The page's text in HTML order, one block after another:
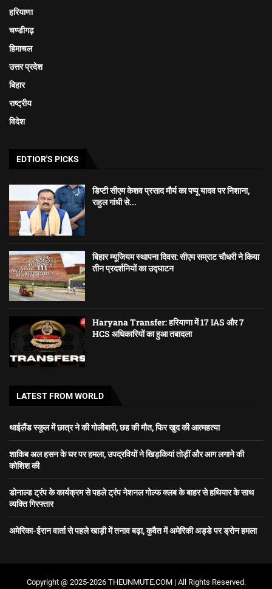
हरियाणा
चण्डीगढ़
हिमाचल
उत्तर प्रदेश
बिहार
राष्ट्रीय
विदेश
EDTIOR'S PICKS
डिप्टी सीएम केशव प्रसाद मौर्य का पप्पू यादव पर निशाना,
राहुल गांधी से...
बिहार म्यूजियम स्थापना दिवस: सीएम सम्राट चौधरी ने किया
तीन प्रदर्शनियों का उद्घाटन
Haryana Transfer: हरियाणा में 17 IAS और 7
HCS अधिकारियों का हुआ तबादला
LATEST FROM WORLD
थाईलैंड स्कूल में छात्र ने की गोलीबारी, छह की मौत, फिर खुद की आत्महत्या
शाकिब अल हसन के घर पर हमला, उपद्रवियों ने खिड़कियां तोड़ीं और आग लगाने की
कोशिश की
डोनाल्ड ट्रंप के कार्यक्रम से पहले ट्रंप नेशनल गोल्फ क्लब के बाहर से हथियार के साथ
व्यक्ति गिरफ्तार
अमेरिका-ईरान वार्ता से पहले खाड़ी में तनाव बढ़ा, कुवैत में अमेरिकी अड्डे पर ड्रोन हमला
Copyright @ 2025-2026 THEUNMUTE.COM | All Rights Reserved.